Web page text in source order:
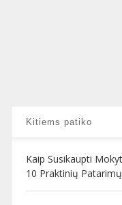
Kitiems patiko
Kaip Susikaupti
10 Praktinių Patarimų